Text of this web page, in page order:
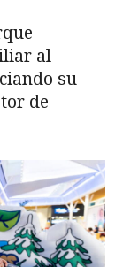
al
su
de